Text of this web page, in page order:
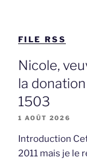
FILE RSS
Nicole,
la
1503
1 AOÛT 2026
Introduction
2011 mais je le